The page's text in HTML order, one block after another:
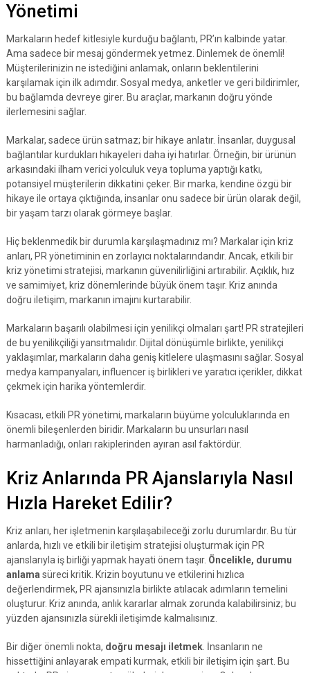
Yönetimi
Markaların hedef kitlesiyle kurduğu bağlantı, PR’ın kalbinde yatar.
Ama sadece bir mesaj göndermek yetmez. Dinlemek de önemli!
Müşterilerinizin ne istediğini anlamak, onların beklentilerini
karşılamak için ilk adımdır. Sosyal medya, anketler ve geri bildirimler,
bu bağlamda devreye girer. Bu araçlar, markanın doğru yönde
ilerlemesini sağlar.
Markalar, sadece ürün satmaz; bir hikaye anlatır. İnsanlar, duygusal
bağlantılar kurdukları hikayeleri daha iyi hatırlar. Örneğin, bir ürünün
arkasındaki ilham verici yolculuk veya topluma yaptığı katkı,
potansiyel müşterilerin dikkatini çeker. Bir marka, kendine özgü bir
hikaye ile ortaya çıktığında, insanlar onu sadece bir ürün olarak değil,
bir yaşam tarzı olarak görmeye başlar.
Hiç beklenmedik bir durumla karşılaşmadınız mı? Markalar için kriz
anları, PR yönetiminin en zorlayıcı noktalarındandır. Ancak, etkili bir
kriz yönetimi stratejisi, markanın güvenilirliğini artırabilir. Açıklık, hız
ve samimiyet, kriz dönemlerinde büyük önem taşır. Kriz anında
doğru iletişim, markanın imajını kurtarabilir.
Markaların başarılı olabilmesi için yenilikçi olmaları şart! PR stratejileri
de bu yenilikçiliği yansıtmalıdır. Dijital dönüşümle birlikte, yenilikçi
yaklaşımlar, markaların daha geniş kitlelere ulaşmasını sağlar. Sosyal
medya kampanyaları, influencer iş birlikleri ve yaratıcı içerikler, dikkat
çekmek için harika yöntemlerdir.
Kısacası, etkili PR yönetimi, markaların büyüme yolculuklarında en
önemli bileşenlerden biridir. Markaların bu unsurları nasıl
harmanladığı, onları rakiplerinden ayıran asıl faktördür.
Kriz Anlarında PR Ajanslarıyla Nasıl
Hızla Hareket Edilir?
Kriz anları, her işletmenin karşılaşabileceği zorlu durumlardır. Bu tür
anlarda, hızlı ve etkili bir iletişim stratejisi oluşturmak için PR
ajanslarıyla iş birliği yapmak hayati önem taşır. Öncelikle, durumu
anlama süreci kritik. Krizin boyutunu ve etkilerini hızlıca
değerlendirmek, PR ajansınızla birlikte atılacak adımların temelini
oluşturur. Kriz anında, anlık kararlar almak zorunda kalabilirsiniz; bu
yüzden ajansınızla sürekli iletişimde kalmalısınız.
Bir diğer önemli nokta, doğru mesajı iletmek. İnsanların ne
hissettiğini anlayarak empati kurmak, etkili bir iletişim için şart. Bu